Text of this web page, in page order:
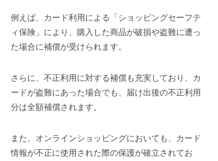
例えば、カード利用による「ショッピングセーフテ
ィ保険」により、購入した商品が破損や盗難に遭っ
た場合に補償が受けられます。
さらに、不正利用に対する補償も充実しており、カ
ードが盗難にあった場合でも、届け出後の不正利用
分は全額補償されます。
また、オンラインショッピングにおいても、カード
情報が不正に使用された際の保護が確立されてお